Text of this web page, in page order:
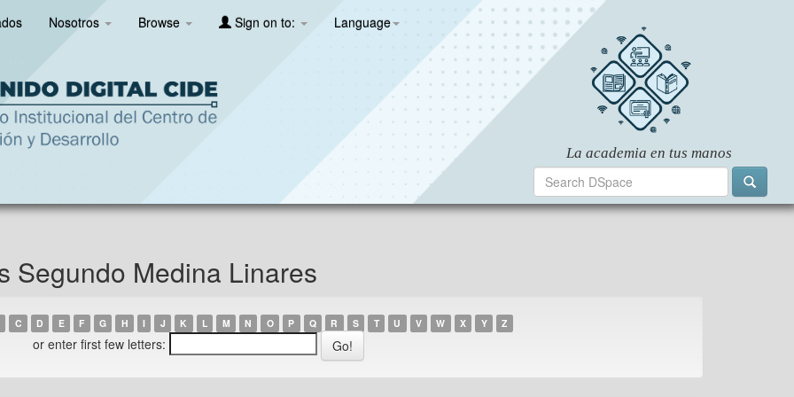
Nosotros Browse Sign on to: Language
Segundo Medina Linares
C D E F G H I J K L M N O P Q R S T U V W X Y Z
or enter first few letters: